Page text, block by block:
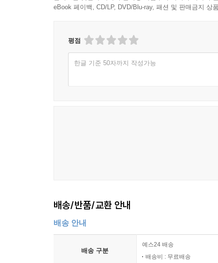
eBook 페이백, CD/LP, DVD/Blu-ray, 패션 및 판매금지 상
평점
한글 기준 50자까지 작성가능
배송/반품/교환 안내
배송 안내
배송 구분
예스24 배송
배송비 : 무료배송